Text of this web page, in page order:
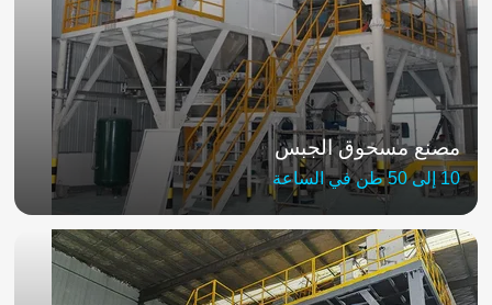
مصنع مسحوق الجبس
10 إلى 50 طن في الساعة